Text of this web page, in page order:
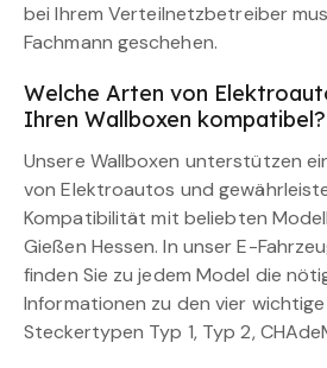
bei Ihrem Verteilnetzbetreiber
Fachmann geschehen.
Welche Arten von
Ihren Wallboxen kompatibel?
Unsere Wallboxen unterstützen
von Elektroautos und
Kompatibilität mit beliebten
Gießen Hessen. In unser E-
finden Sie zu jedem Model die
Informationen zu den vier wichtige
Steckertypen Typ 1, Typ 2,